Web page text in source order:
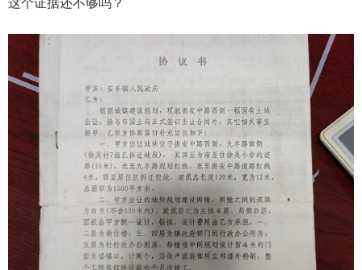
这个证据还不够吗？